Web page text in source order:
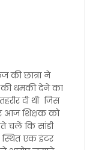
की छात्रा ने
धमकी देने का
दी थी जिस
आज शिक्षक को
चलें कि सांडी
एक इंटर